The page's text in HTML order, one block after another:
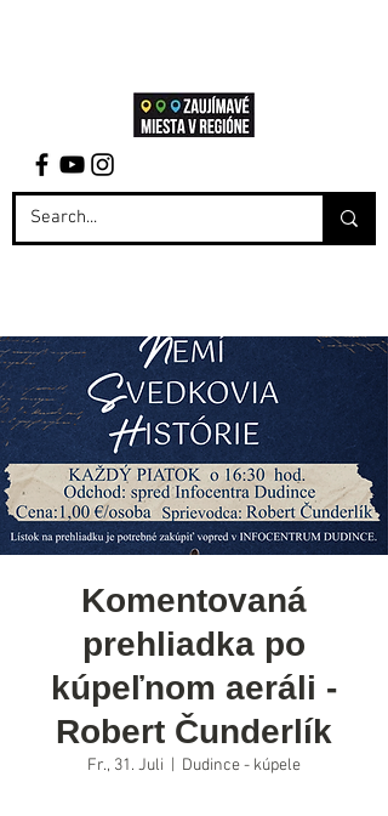
Komentovaná
prehliadka po
kúpeľnom aeráli -
Robert Čunderlík
Fr., 31. Juli Dudince - kúpele